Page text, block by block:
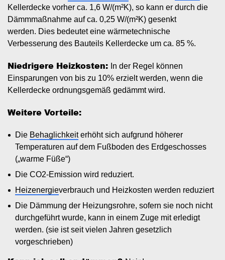
Kellerdecke vorher ca. 1,6 W/(m²K), so kann er durch die
Dämmmaßnahme auf ca. 0,25 W/(m²K) gesenkt
werden. Dies bedeutet eine wärmetechnische
Verbesserung des Bauteils Kellerdecke um ca. 85 %.
Niedrigere Heizkosten: In der Regel können
Einsparungen von bis zu 10% erzielt werden, wenn die
Kellerdecke ordnungsgemäß gedämmt wird.
Weitere Vorteile:
Die Behaglichkeiterhöht sich aufgrund höherer
Temperaturen auf dem Fußboden des Erdgeschosses
(„warme Füße“)
Die CO2-Emission wird reduziert.
Heizenergieverbrauch und Heizkosten werden reduziert
Die Dämmung der Heizungsrohre, sofern sie noch nicht
durchgeführt wurde, kann in einem Zuge mit erledigt
werden. (sie ist seit vielen Jahren gesetzlich
vorgeschrieben)